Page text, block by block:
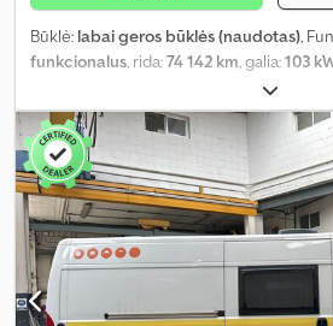
Būklė: labai geros būklės (naudotas),
funkcionalus , rida:74 142 km , galia:103
, sėdimų vietų skaičius:4
tipas:mechaninis, spalva:balta, bendras
plotis:2 050 mm, bendras aukštis: 2 730
ašys, emisijos klasė: Euro 6 , kuro bako
3 500 kg, tuščias svoris:2 700 kg,
ankstesnių savininkų skaičius:1, Gamybos
mašinos/transporto priemonės numeris:
Įranga:ABS, automobilio registracija,
centrinis užraktas, dušas, elektroninė
(ESP), kėlimo lova, naudoto